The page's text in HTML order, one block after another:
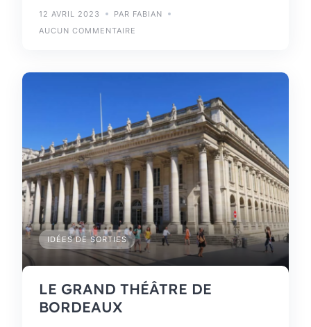
12 AVRIL 2023
PAR FABIAN
AUCUN COMMENTAIRE
IDÉES DE SORTIES
LE GRAND THÉÂTRE DE
BORDEAUX